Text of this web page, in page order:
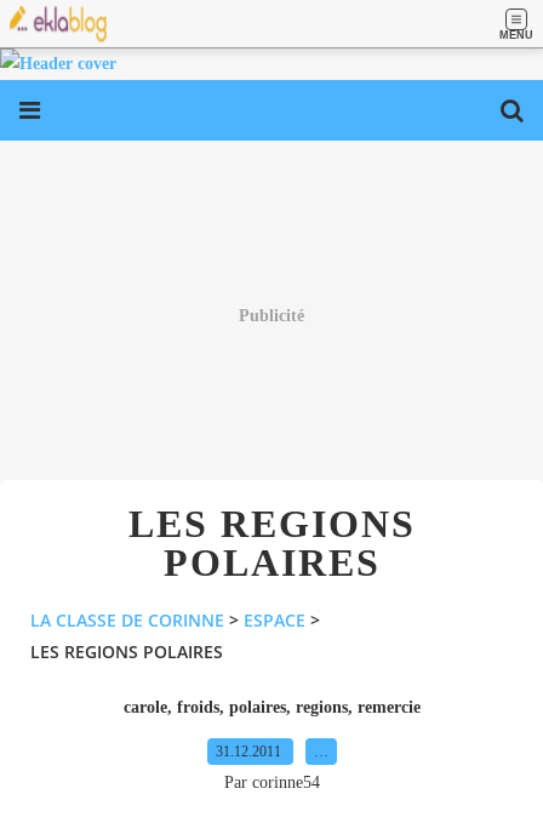
MENU
Publicité
LES REGIONS
POLAIRES
LA CLASSE DE CORINNE > ESPACE >
LES REGIONS POLAIRES
carole, froids, polaires, regions, remercie
31.12.2011
Par corinne54